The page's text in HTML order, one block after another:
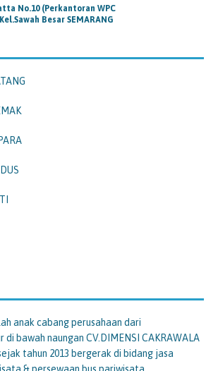
No.10 (Perkantoran WPC
Besar SEMARANG
anak cabang perusahaan dari
di bawah naungan CV.DIMENSI CAKRAWALA
tahun 2013 bergerak di bidang jasa